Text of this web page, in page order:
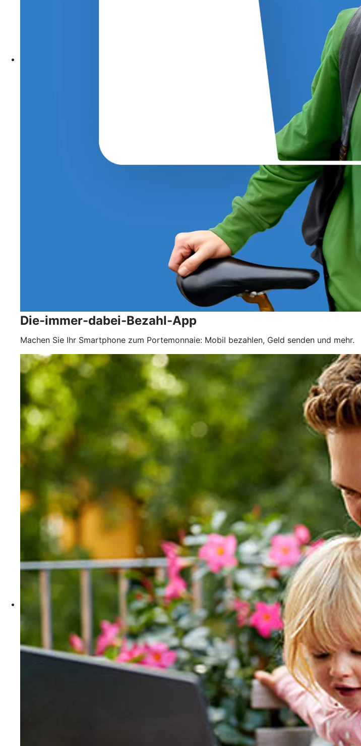
Die-immer-dabei-Bezahl-App
Machen Sie Ihr Smartphone zum Portemonnaie: Mobil bezahlen, Geld senden und mehr.